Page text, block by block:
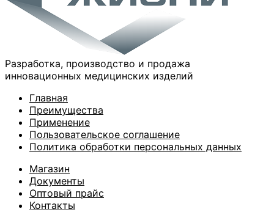
Разработка, производство и продажа
инновационных медицинских изделий
Главная
Преимущества
Применение
Пользовательское соглашение
Политика обработки персональных данных
Магазин
Документы
Оптовый прайс
Контакты